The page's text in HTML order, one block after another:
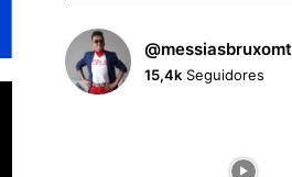
@messiasbruxomt
15,4k Seguidores